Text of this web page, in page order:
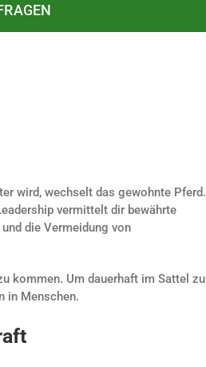
wird, wechselt das gewohnte Pferd.
vermittelt dir bewährte
die Vermeidung von
kommen. Um dauerhaft im Sattel zu
in Menschen.